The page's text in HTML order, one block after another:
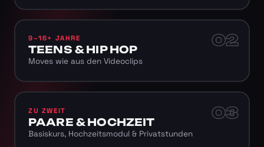
02
9–16+ JAHRE
TEENS & HIP HOP
Moves wie aus den Videoclips
03
ZU ZWEIT
PAARE & HOCHZEIT
Basiskurs, Hochzeitsmodul & Privatstunden